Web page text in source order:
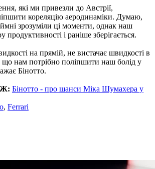
які ми привезли до Австрії,
кореляцію аеродинаміки. Думаю,
зрозуміли ці моменти, однак наш
продуктивності і раніше зберігається.
на прямій, не вистачає швидкості в
нам потрібно поліпшити наш болід у
Бінотто.
Бінотто - про шанси Міка Шумахера у
, Ferrari